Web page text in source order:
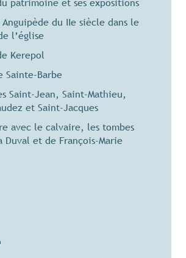
patrimoine et ses expositions
Anguipède du IIe siècle dans le
l’église
Kerepol
Sainte-Barbe
Saint-Jean, Saint-Mathieu,
et Saint-Jacques
avec le calvaire, les tombes
Duval et de François-Marie